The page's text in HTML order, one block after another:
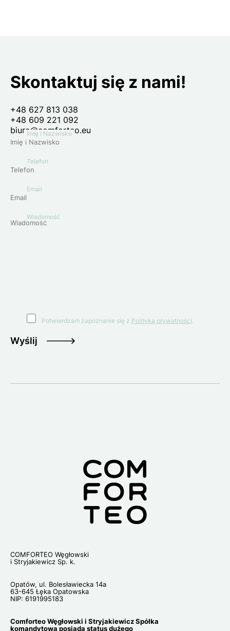
Skontaktuj się z nami!
+48 627 813 038
+48 609 221 092
biuro@comforteo.eu
Imię i Nazwisko
Telefon
Email
Wiadomość
Potwierdzam zapoznanie się z Polityką prywatności.
Wyślij
COMFORTEO Węgłowski
i Stryjakiewicz Sp. k.
Opatów, ul. Bolesławiecka 14a
63-645 Łęka Opatowska
NIP: 6191995183
Comforteo Węgłowski i Stryjakiewicz Spółka
komandytowa posiada status dużego